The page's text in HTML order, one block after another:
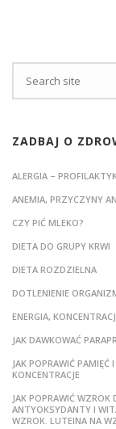
ZADBAJ O
ALERGIA –
ANEMIA, PRZYCZYNY
CZY PIĆ MLEKO?
DIETA DO GRUPY KRWI
DIETA ROZDZIELNA
DOTLENIENIE
ENERGIA,
JAK DAWKOWAĆ
JAK POPRAWIĆ PAMIĘĆ
KONCENTRACJE
JAK POPRAWIĆ
ANTYOKSYDANTY I
WZROK. LUTEINA NA